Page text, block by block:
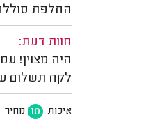
החלפת סוללה לאיפון
חוות דעת:
היה מצוין!
לקח תשלום
איכות 10 מחיר